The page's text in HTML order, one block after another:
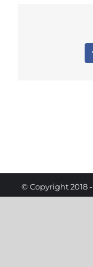
© Copyright 2018 -